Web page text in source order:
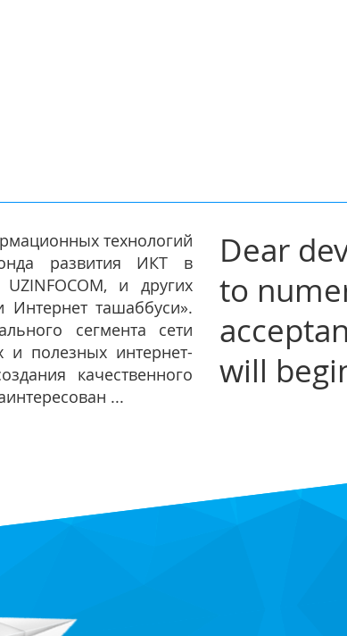
технологий
развития ИКТ в
и других
Интернет ташаббуси».
сегмента сети
и полезных интернет-
качественного
...
Dear
to
will